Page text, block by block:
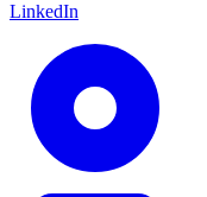
LinkedIn